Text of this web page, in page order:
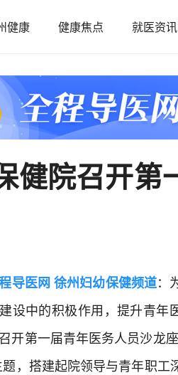
健康 健康焦点 就医资讯
健院召开第
导医网 徐州妇幼保健频道：
设中的积极作用，提升青年
开第一届青年医务人员沙龙
题，搭建起院领导与青年职